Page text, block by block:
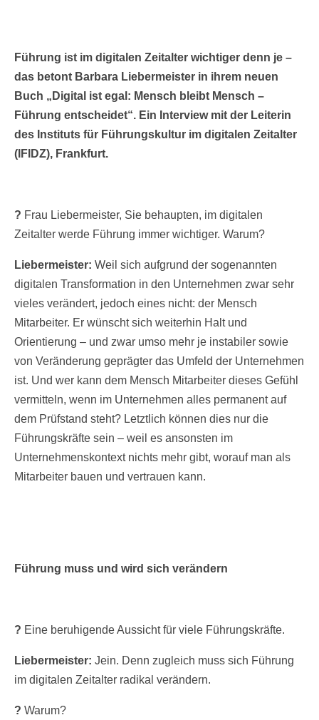
Führung ist im digitalen Zeitalter wichtiger denn je –
das betont Barbara Liebermeister in ihrem neuen
Buch „Digital ist egal: Mensch bleibt Mensch –
Führung entscheidet“. Ein Interview mit der Leiterin
des Instituts für Führungskultur im digitalen Zeitalter
(IFIDZ), Frankfurt.
? Frau Liebermeister, Sie behaupten, im digitalen
Zeitalter werde Führung immer wichtiger. Warum?
Liebermeister: Weil sich aufgrund der sogenannten
digitalen Transformation in den Unternehmen zwar sehr
vieles verändert, jedoch eines nicht: der Mensch
Mitarbeiter. Er wünscht sich weiterhin Halt und
Orientierung – und zwar umso mehr je instabiler sowie
von Veränderung geprägter das Umfeld der Unternehmen
ist. Und wer kann dem Mensch Mitarbeiter dieses Gefühl
vermitteln, wenn im Unternehmen alles permanent auf
dem Prüfstand steht? Letztlich können dies nur die
Führungskräfte sein – weil es ansonsten im
Unternehmenskontext nichts mehr gibt, worauf man als
Mitarbeiter bauen und vertrauen kann.
Führung muss und wird sich verändern
? Eine beruhigende Aussicht für viele Führungskräfte.
Liebermeister: Jein. Denn zugleich muss sich Führung
im digitalen Zeitalter radikal verändern.
? Warum?